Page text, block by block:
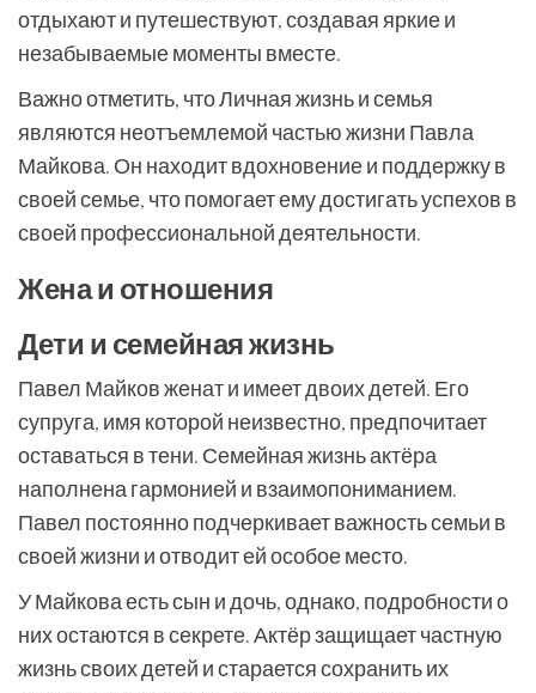
отдыхают и путешествуют, создавая яркие и
незабываемые моменты вместе.
Важно отметить, что Личная жизнь и семья
являются неотъемлемой частью жизни Павла
Майкова. Он находит вдохновение и поддержку в
своей семье, что помогает ему достигать успехов в
своей профессиональной деятельности.
Жена и отношения
Дети и семейная жизнь
Павел Майков женат и имеет двоих детей. Его
супруга, имя которой неизвестно, предпочитает
оставаться в тени. Семейная жизнь актёра
наполнена гармонией и взаимопониманием.
Павел постоянно подчеркивает важность семьи в
своей жизни и отводит ей особое место.
У Майкова есть сын и дочь, однако, подробности о
них остаются в секрете. Актёр защищает частную
жизнь своих детей и старается сохранить их